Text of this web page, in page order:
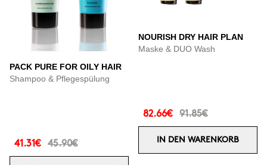
PACK PURE FOR OILY HAIR
Shampoo & Pflegespülung
41.31€ 45.90€
NOURISH DRY HAIR PLAN
Maske & DUO Wash
82.66€ 91.85€
IN DEN WARENKORB